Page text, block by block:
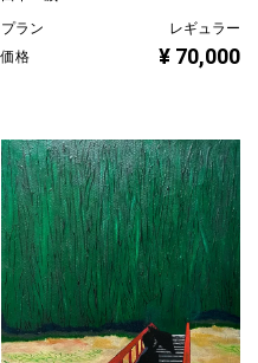
プラン
レギュラー
価格
¥ 70,000